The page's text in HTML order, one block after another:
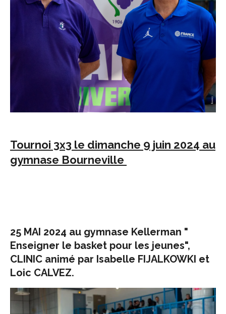
Tournoi 3x3 le dimanche 9 juin 2024 au
gymnase Bourneville
25 MAI 2024 au gymnase Kellerman "
Enseigner le basket pour les jeunes",
CLINIC animé par Isabelle FIJALKOWKI et
Loic CALVEZ.